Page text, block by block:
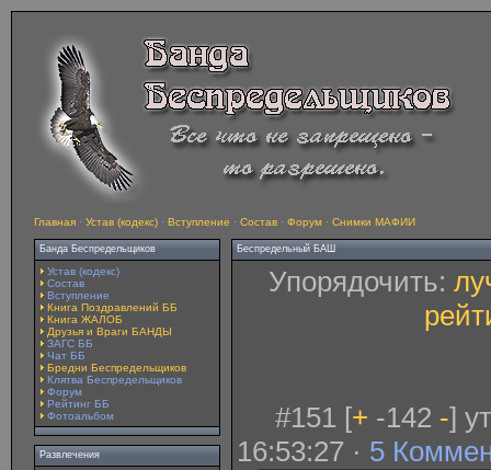
Главная · Устав (кодекс) · Вступление · Состав · Форум · Снимки МАФИИ
Банда Беспредельщиков
Устав (кодекс)
Состав
Вступление
Книга Поздравлений ББ
Книга ЖАЛОБ
Друзья и Враги БАНДЫ
ЗАГС ББ
Чат ББ
Бредни Беспредельщиков
Клятва Беспредельщиков
Форум
Рейтинг ББ
Фотоальбом
Развлечения
Беспредельный БАШ
Упорядочить:
#151 [+ -142 -]
16:53:27 · 5